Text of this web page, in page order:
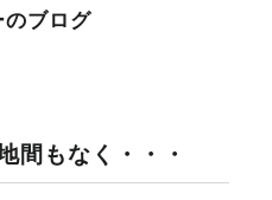
のブログ
間もなく・・・